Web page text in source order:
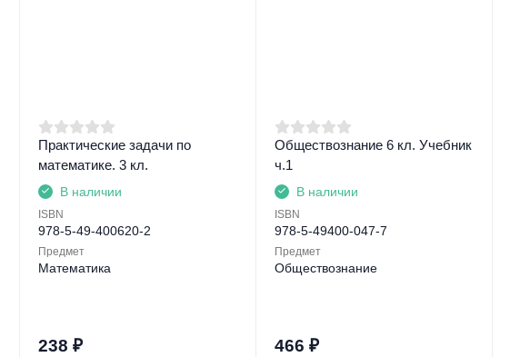
Практические задачи по
математике. 3 кл.
В наличии
ISBN
978-5-49-400620-2
Предмет
Математика
238 ₽
Обществознание 6 кл. Учебник
ч.1
В наличии
ISBN
978-5-49400-047-7
Предмет
Обществознание
466 ₽